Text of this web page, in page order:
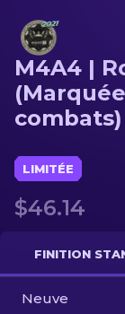
Fusils
Fusils de
Couteaux
Gants
Caisses
Autre
M4A4 |
combats)
LIMITÉE
$46.14
FINITION
Neuve